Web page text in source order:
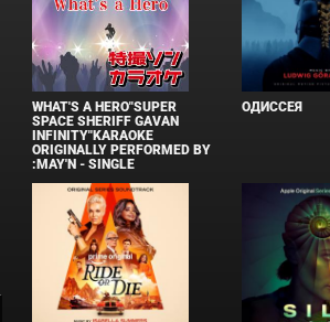
WHAT'S A HERO"SUPER
SPACE SHERIFF GAVAN
INFINITY"KARAOKE
ORIGINALLY PERFORMED BY
:MAY'N - SINGLE
ОДИССЕЯ